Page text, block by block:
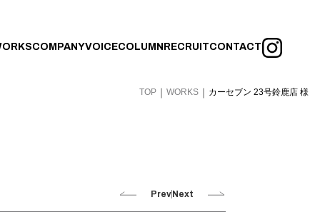
COMPANYVOICECOLUMN RECRUITCONTACT
TOP ｜ WORKS ｜ カーセブン 23号鈴鹿店 様
Prev Next